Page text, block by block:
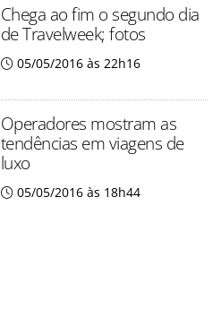
Chega ao fim o segundo dia
de Travelweek; fotos
05/05/2016 às 22h16
Operadores mostram as
tendências em viagens de
luxo
05/05/2016 às 18h44